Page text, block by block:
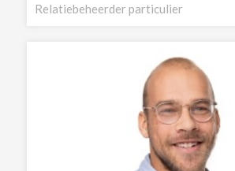
Relatiebeheerder particulier